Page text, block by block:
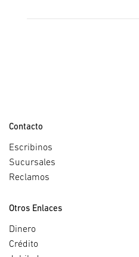
Contacto
Escribinos
Sucursales
Reclamos
Otros Enlaces
Dinero
Crédito